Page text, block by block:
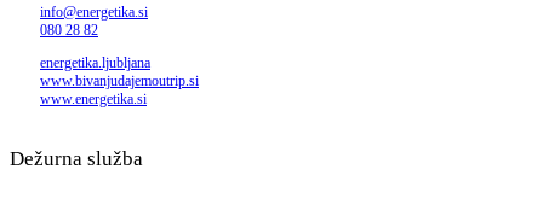
info@energetika.si
080 28 82
energetika.ljubljana
www.bivanjudajemoutrip.si
www.energetika.si
Dežurna služba